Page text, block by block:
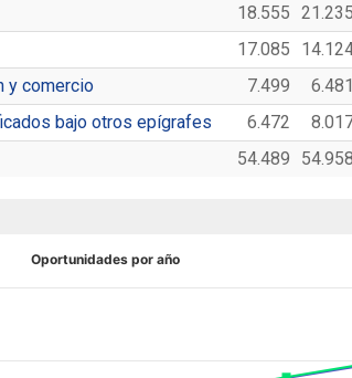
18.555 21.235
17.085
y comercio
7.499 6.481
bajo otros epígrafes
6.472
54.489 54.958
Oportunidades por año